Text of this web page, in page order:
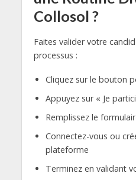
Collosol ?
Faites valider votre
processus :
Cliquez sur le bouton
Appuyez sur « Je
Remplissez le
Connectez-vous ou
plateforme
Terminez en validant